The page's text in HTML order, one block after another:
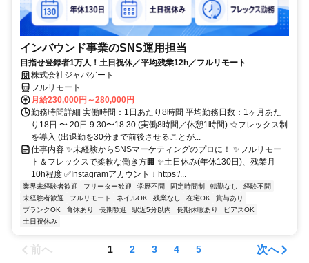
インバウンド事業のSNS運用担当
目指せ登録者1万人！土日祝休／平均残業12h／フルリモート
株式会社ジャパゲート
フルリモート
月給230,000円～280,000円
勤務時間詳細 実働時間：1日あたり8時間 平均勤務日数：1ヶ月あた
り18日 〜 20日 9:30〜18:30 (実働8時間／休憩1時間) ☆フレックス制
を導入 (出退勤を30分まで前後させることが...
仕事内容 ✨未経験からSNSマーケティングのプロに！ ✨フルリモー
ト＆フレックスで柔軟な働き方🏢 ✨土日休み(年休130日)、残業月
10h程度 ✅Instagramアカウント ↓ https:/...
業界未経験者歓迎 フリーター歓迎 学歴不問 固定時間制 転勤なし
経験不問
未経験者歓迎
フルリモート ネイルOK 残業なし 在宅OK
賞与あり
ブランクOK
育休あり 長期歓迎 駅近5分以内 長期休暇あり
ピアスOK
土日祝休み
前へ 1 2 3 4 5 次へ